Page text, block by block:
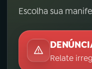
Escolha sua
Relate